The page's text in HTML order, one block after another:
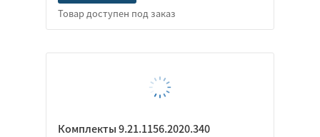
Комплекты 9.21.1156.2020.340